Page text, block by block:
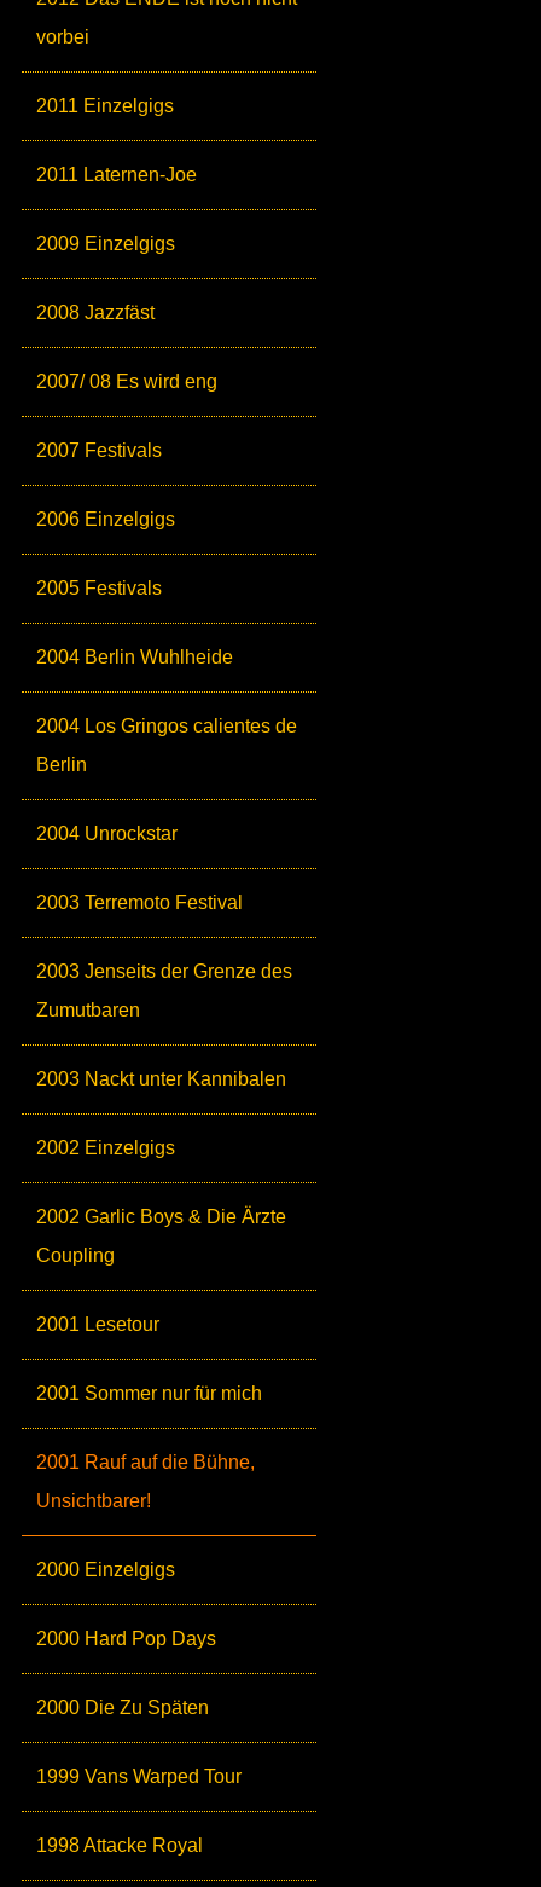
vorbei
2011 Einzelgigs
2011 Laternen-Joe
2009 Einzelgigs
2008 Jazzfäst
2007/ 08 Es wird eng
2007 Festivals
2006 Einzelgigs
2005 Festivals
2004 Berlin Wuhlheide
2004 Los Gringos calientes de
Berlin
2004 Unrockstar
2003 Terremoto Festival
2003 Jenseits der Grenze des
Zumutbaren
2003 Nackt unter Kannibalen
2002 Einzelgigs
2002 Garlic Boys & Die Ärzte
Coupling
2001 Lesetour
2001 Sommer nur für mich
2001 Rauf auf die Bühne,
Unsichtbarer!
2000 Einzelgigs
2000 Hard Pop Days
2000 Die Zu Späten
1999 Vans Warped Tour
1998 Attacke Royal